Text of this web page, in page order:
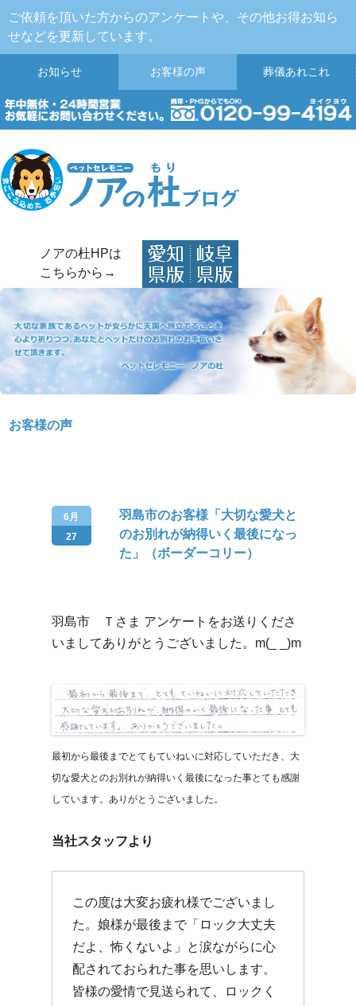
ご依頼を頂いた方からのアンケートや、その他お得お知ら
せなどを更新しています。
お知らせ お客様の声 葬儀あれこれ
ノアの杜HPは
こちらから→
お客様の声
6月
27
羽島市のお客様「大切な愛犬と
のお別れが納得いく最後になっ
た」（ボーダーコリー）
羽島市 Ｔさま アンケートをお送りくださ
いましてありがとうございました。m(_ _)m
最初から最後までとてもていねいに対応していただき、大
切な愛犬とのお別れが納得いく最後になった事とても感謝
しています。ありがとうございました。
当社スタッフより
この度は大変お疲れ様でございまし
た。娘様が最後まで「ロック大丈夫
だよ、怖くないよ」と涙ながらに心
配されておられた事を思いします。
皆様の愛情で見送られて、ロックく